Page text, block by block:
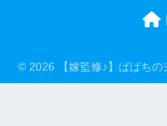
© 2026 【嫁監修♪】ぱぱち